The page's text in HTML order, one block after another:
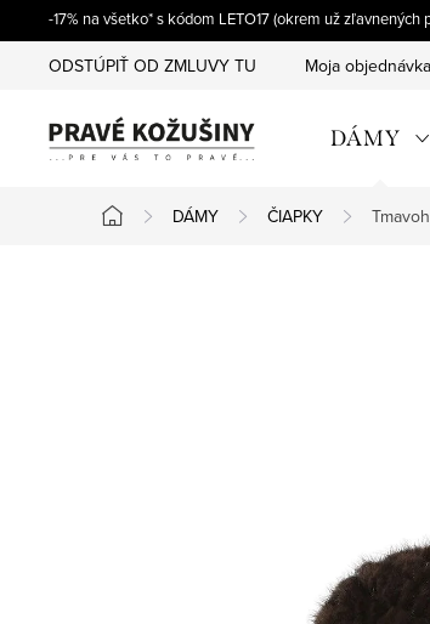
na
obsah
-17% na všetko* s kódom LETO17 (okrem už
ODSTÚPIŤ OD ZMLUVY TU Moja objednávka
DÁMY
Domov
DÁMY ČIAPKY